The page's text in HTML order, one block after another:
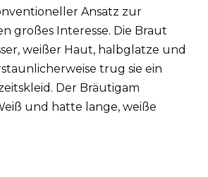
Ansatz zur
großes Interesse. Die Braut
weißer Haut, halbglatze und
trug sie ein
Der Bräutigam
und hatte lange, weiße